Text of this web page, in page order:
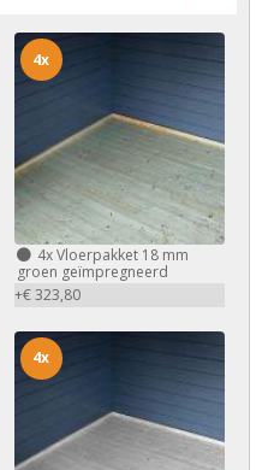
4xVloerpakket 18 mm
groen geïmpregneerd
+€ 323,80
4x
4x